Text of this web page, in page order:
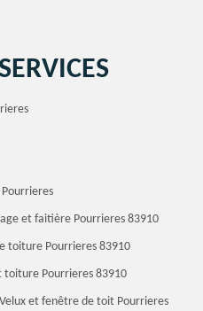
et faitière Pourrieres 83910
toiture Pourrieres 83910
toiture Pourrieres 83910
et fenêtre de toit Pourrieres